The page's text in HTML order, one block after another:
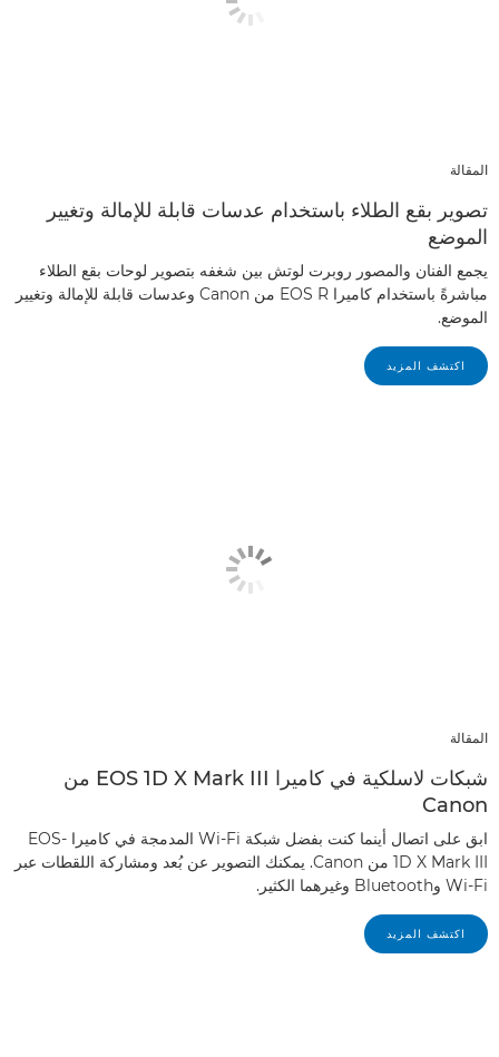
المقالة
تصوير بقع الطلاء باستخدام عدسات قابلة للإمالة وتغيير
الموضع
يجمع الفنان والمصور روبرت لوتش بين شغفه بتصوير لوحات بقع الطلاء
مباشرةً باستخدام كاميرا EOS R من Canon وعدسات قابلة للإمالة وتغيير
الموضع.
اكتشف المزيد
المقالة
شبكات لاسلكية في كاميرا EOS 1D X Mark III من
Canon
ابق على اتصال أينما كنت بفضل شبكة Wi-Fi المدمجة في كاميرا EOS-
1D X Mark III من Canon. يمكنك التصوير عن بُعد ومشاركة اللقطات عبر
Wi-Fi وBluetooth وغيرهما الكثير.
اكتشف المزيد